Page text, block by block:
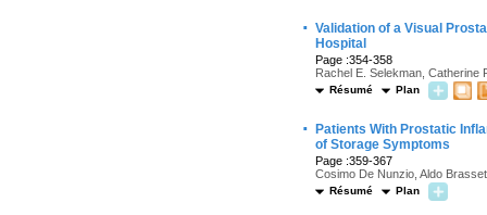
· Validation of a Visual
Hospital
Page :354-358
Rachel E. Selekman, Catherine
Résumé Plan
·
Patients With Prostatic
of Storage Symptoms
Page :359-367
Cosimo De Nunzio, Aldo
Résumé Plan